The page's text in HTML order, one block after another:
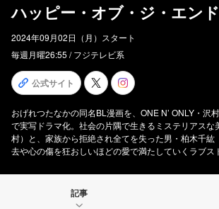
ハッピー・オブ・ジ・エンド
2024年09月02日（月）スタート
毎週月曜26:55 / フジテレビ系
公式サイト
おげれつたなかの同名BL漫画を、ONE N’ ONLY・沢
で実写ドラマ化。社会の片隅で生きるミステリアスな
村）と、家族から拒絶され全てを失った男・柏木千紘
去や心の傷を狂おしいほどの愛で満たしていくラブス
記事